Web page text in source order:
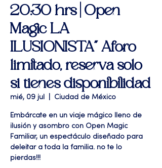
20:30 hrs | Open
Magic LA
ILUSIONISTA" Aforo
limitado, reserva solo
si tienes disponibilidad
mié, 09 jul Ciudad de México
Embárcate en un viaje mágico lleno de
ilusión y asombro con Open Magic
Familiar, un espectáculo diseñado para
deleitar a toda la familia. no te lo
pierdas!!!